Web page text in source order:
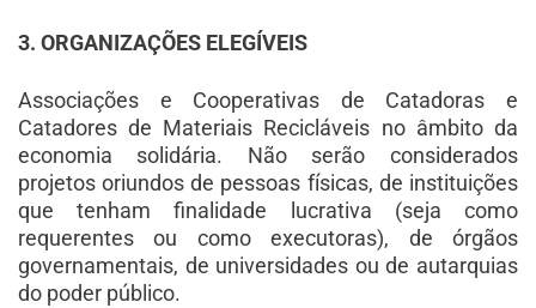
3. ORGANIZAÇÕES ELEGÍVEIS
Associações e Cooperativas de Catadoras e
Catadores de Materiais Recicláveis no âmbito da
economia solidária. Não serão considerados
projetos oriundos de pessoas físicas, de instituições
que tenham finalidade lucrativa (seja como
requerentes ou como executoras), de órgãos
governamentais, de universidades ou de autarquias
do poder público.